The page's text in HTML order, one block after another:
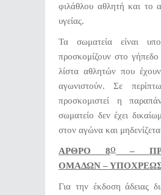
φιλάθλου αθλητή και το
υγείας.
Τα σωματεία είναι
προσκομίζουν στο
λίστα αθλητών που
αγωνιστούν. Σε
προσκομιστεί η
σωματείο δεν έχει
στον αγώνα και
ΑΡΘΡΟ 8Ο–
ΟΜΑΔΩΝ –
Για την έκδοση άδειας